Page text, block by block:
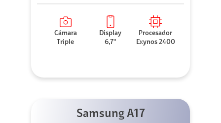
Cámara
Triple
Display
6,7"
Procesador
Exynos 2400
Samsung A17